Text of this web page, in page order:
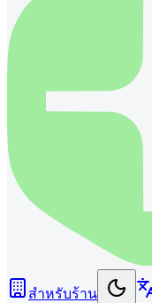
สำหรับร้าน